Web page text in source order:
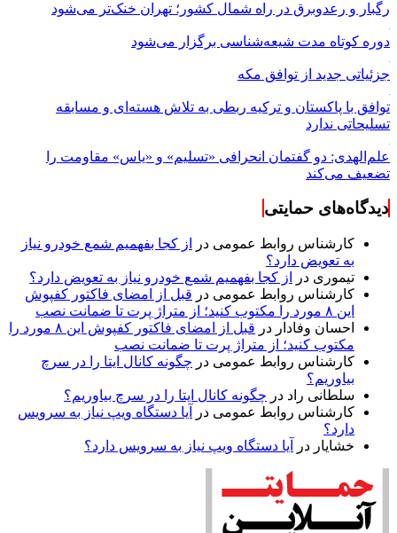
رگبار و رعدوبرق در راه شمال کشور؛ تهران خنک‌تر می‌شود
دوره کوتاه مدت شیعه‌شناسی برگزار می‌شود
جزئیاتی جدید از توافق مکه
توافق با پاکستان و ترکیه ربطی به تلاش هسته‌ای و مسابقه
تسلیحاتی ندارد
علم‌الهدی: دو گفتمان انحرافی «تسلیم» و «یاس» مقاومت را
تضعیف می‌کند
دیدگاه‌های حمایتی
کارشناس روابط عمومی در
از کجا بفهمیم شمع خودرو نیاز
به تعویض دارد؟
تیموری در
از کجا بفهمیم شمع خودرو نیاز به تعویض دارد؟
کارشناس روابط عمومی در قبل از امضای فاکتور کفپوش
این ۸ مورد را مکتوب کنید؛ از متراژ پرت تا ضمانت نصب
احسان وفادار در
قبل از امضای فاکتور کفپوش این ۸ مورد را
مکتوب کنید؛ از متراژ پرت تا ضمانت نصب
کارشناس روابط عمومی در چگونه کانال ایتا را در سرچ
بیاوریم؟
سلطانی راد در چگونه کانال ایتا را در سرچ بیاوریم؟
کارشناس روابط عمومی در
آیا دستگاه ویپ نیاز به سرویس
دارد؟
خشایار در آیا دستگاه ویپ نیاز به سرویس دارد؟